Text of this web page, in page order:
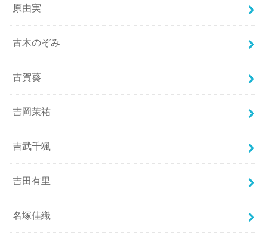
原由実
古木のぞみ
古賀葵
吉岡茉祐
吉武千颯
吉田有里
名塚佳織